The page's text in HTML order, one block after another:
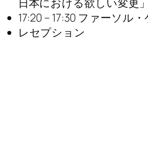
日本における欲しい変更」
17:20 – 17:30 ファーソル
レセプション